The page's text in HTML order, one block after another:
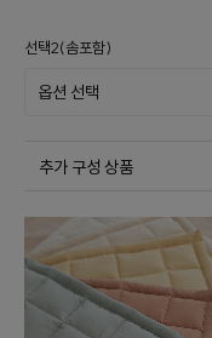
선택2(솜포함)
추가 구성 상품